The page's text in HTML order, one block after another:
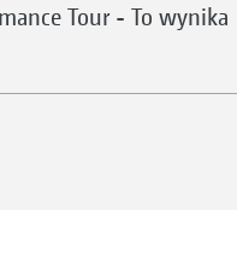
Tour - To wynika